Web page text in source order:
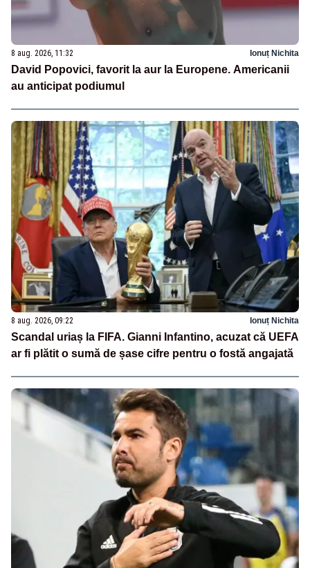
8 aug. 2026, 11:32 Ionuț Nichita
David Popovici, favorit la aur la Europene. Americanii
au anticipat podiumul
8 aug. 2026, 09:22 Ionuț Nichita
Scandal uriaș la FIFA. Gianni Infantino, acuzat că UEFA
ar fi plătit o sumă de șase cifre pentru o fostă angajată